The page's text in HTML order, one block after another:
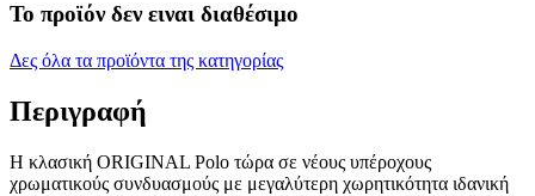
Το προϊόν δεν ειναι διαθέσιμο
Δες όλα τα προϊόντα της κατηγορίας
Περιγραφή
Η κλασική ORIGINAL Polo τώρα σε νέους υπέροχους
χρωματικούς συνδυασμούς με μεγαλύτερη χωρητικότητα ιδανική